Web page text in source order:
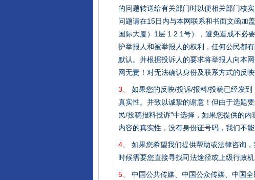
的问题转送给有关部门时以便相关部门核
问题请在15日内与本网联系和书面文函加
国际大厦）1层 1 2 1号），避免造成不必
护举报人和被举报人的权利，任何公民都
默认。并根据投诉人的要求将举报人向本
网无责！对无法确认身份及联系方式的反
3、
如果您的反映/投诉/报料/投稿已经发
真实性。并致以诚挚的谢意！但由于选题
民/投稿报料投诉”中选择，如果您提供的
内容的真实性，没有身份证号码，我们不
4、
如果您希望我们提供帮助或法律咨询
时候需要您直接寻找司法途径或上级行政
5、
中国公共传媒、中国公众传媒、中国
完善运行机制助力责任有效落实